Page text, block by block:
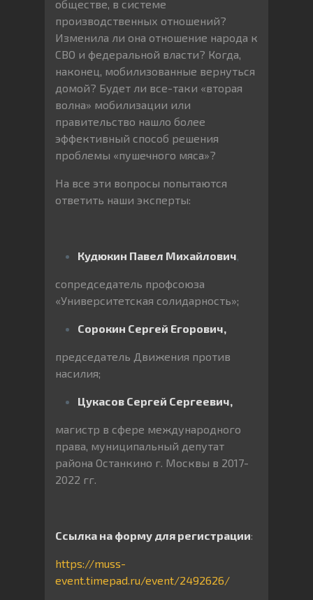
обществе, в системе
производственных отношений?
Изменила ли она отношение народа к
СВО и федеральной власти? Когда,
наконец, мобилизованные вернуться
домой? Будет ли все-таки «вторая
волна» мобилизации или
правительство нашло более
эффективный способ решения
проблемы «пушечного мяса»?
На все эти вопросы попытаются
ответить наши эксперты:
Кудюкин Павел Михайлович
сопредседатель профсоюза
«Университетская солидарность»;
Сорокин Сергей Егорович,
председатель Движения против
насилия;
Цукасов Сергей Сергеевич,
магистр в сфере международного
права, муниципальный депутат
района Останкино г. Москвы в 2017-
2022 гг.
Ссылка на форму для регистрации:
https://muss-
event.timepad.ru/event/2492626/